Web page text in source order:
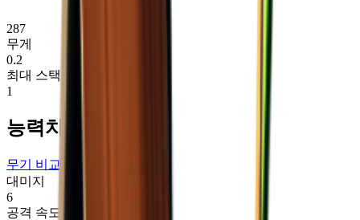
287
무게
0.2
최대 스택
1
능력치
무기 비교
대미지
6
공격 속도